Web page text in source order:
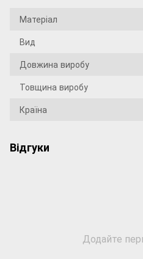
Матеріал
Вид
Довжина виробу
Товщина виробу
Країна
Відгуки
Додайте